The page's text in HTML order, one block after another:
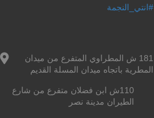
#انتي_النجمة
181 ش المطراوي المتفرع من ميدان
المطرية باتجاه ميدان المسلة القديم
110ش ابن فضلان متفرع من شارع
الطيران مدينة نصر